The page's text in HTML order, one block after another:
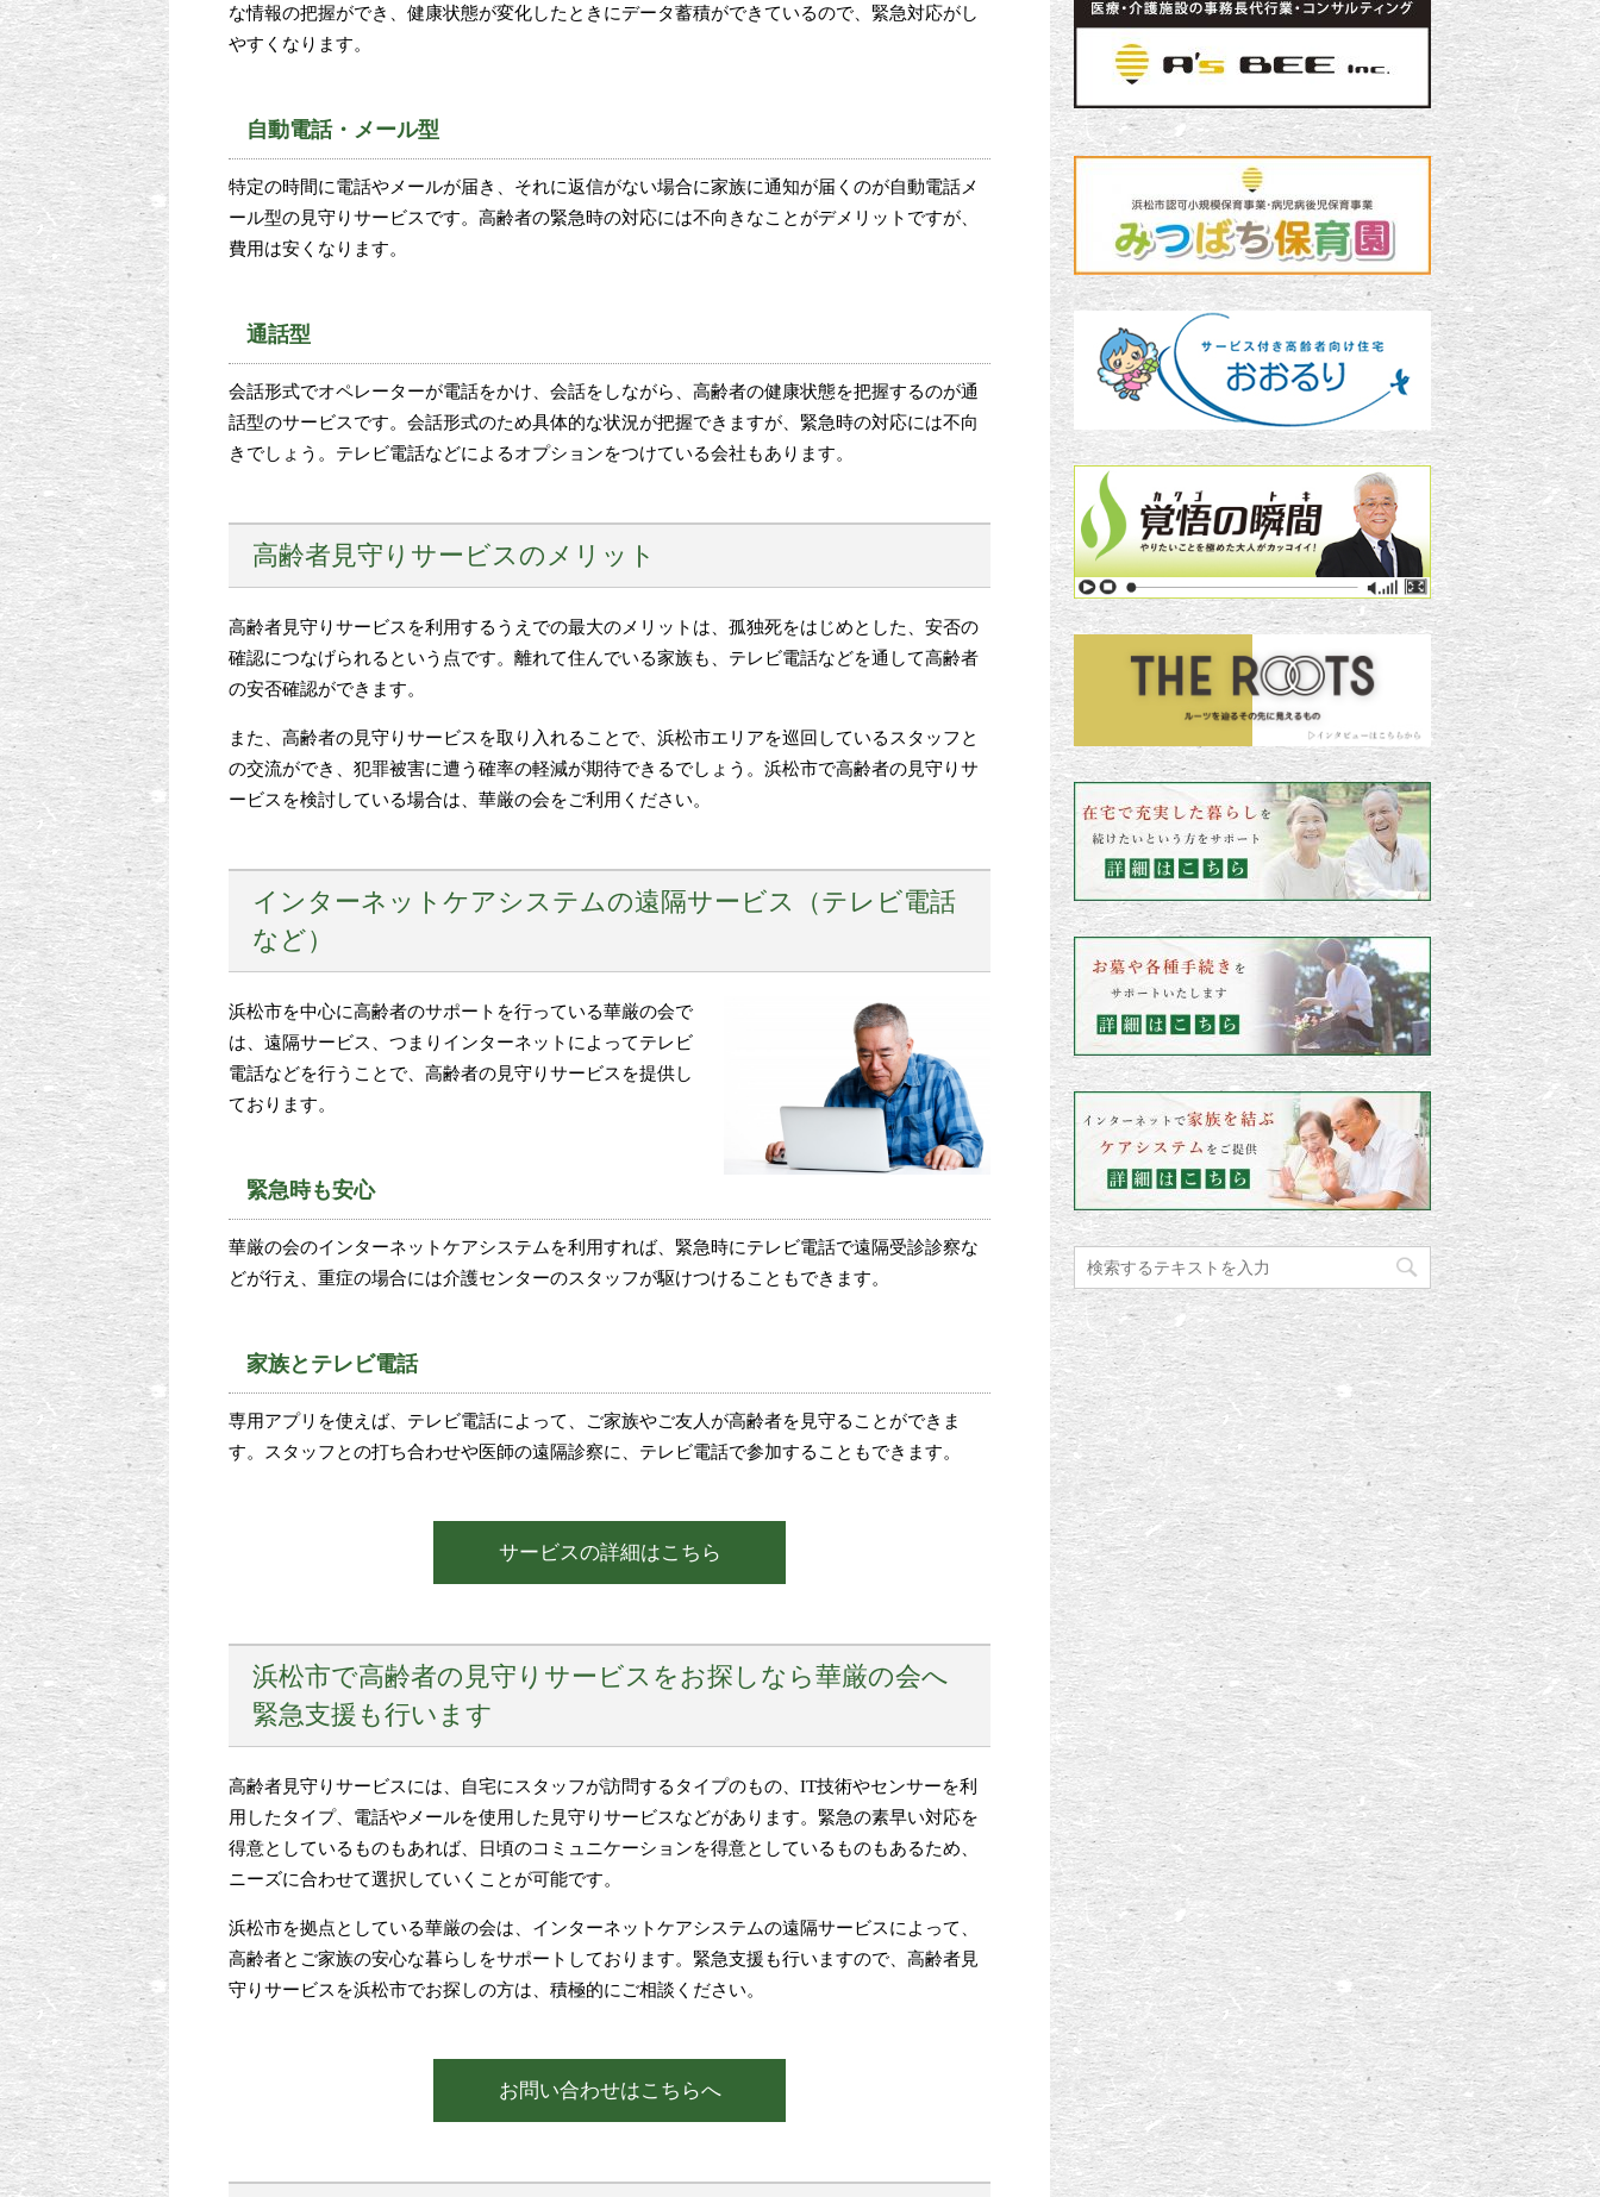
な情報の把握ができ、健康状態が変化したときにデータ蓄積ができているので、緊急対応がし
やすくなります。
自動電話・メール型
特定の時間に電話やメールが届き、それに返信がない場合に家族に通知が届くのが自動電話メ
ール型の見守りサービスです。高齢者の緊急時の対応には不向きなことがデメリットですが、
費用は安くなります。
通話型
会話形式でオペレーターが電話をかけ、会話をしながら、高齢者の健康状態を把握するのが通
話型のサービスです。会話形式のため具体的な状況が把握できますが、緊急時の対応には不向
きでしょう。テレビ電話などによるオプションをつけている会社もあります。
高齢者見守りサービスのメリット
高齢者見守りサービスを利用するうえでの最大のメリットは、孤独死をはじめとした、安否の
確認につなげられるという点です。離れて住んでいる家族も、テレビ電話などを通して高齢者
の安否確認ができます。
また、高齢者の見守りサービスを取り入れることで、浜松市エリアを巡回しているスタッフと
の交流ができ、犯罪被害に遭う確率の軽減が期待できるでしょう。浜松市で高齢者の見守りサ
ービスを検討している場合は、華厳の会をご利用ください。
インターネットケアシステムの遠隔サービス（テレビ電話
など）
浜松市を中心に高齢者のサポートを行っている華厳の会で
は、遠隔サービス、つまりインターネットによってテレビ
電話などを行うことで、高齢者の見守りサービスを提供し
ております。
緊急時も安心
華厳の会のインターネットケアシステムを利用すれば、緊急時にテレビ電話で遠隔受診診察な
どが行え、重症の場合には介護センターのスタッフが駆けつけることもできます。
家族とテレビ電話
専用アプリを使えば、テレビ電話によって、ご家族やご友人が高齢者を見守ることができま
す。スタッフとの打ち合わせや医師の遠隔診察に、テレビ電話で参加することもできます。
サービスの詳細はこちら
浜松市で高齢者の見守りサービスをお探しなら華厳の会へ
緊急支援も行います
高齢者見守りサービスには、自宅にスタッフが訪問するタイプのもの、IT技術やセンサーを利
用したタイプ、電話やメールを使用した見守りサービスなどがあります。緊急の素早い対応を
得意としているものもあれば、日頃のコミュニケーションを得意としているものもあるため、
ニーズに合わせて選択していくことが可能です。
浜松市を拠点としている華厳の会は、インターネットケアシステムの遠隔サービスによって、
高齢者とご家族の安心な暮らしをサポートしております。緊急支援も行いますので、高齢者見
守りサービスを浜松市でお探しの方は、積極的にご相談ください。
お問い合わせはこちらへ